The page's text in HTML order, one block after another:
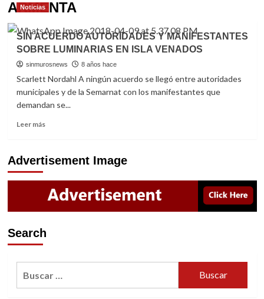
ARMENTA
Noticias
SIN ACUERDO AUTORIDADES Y MANIFESTANTES
SOBRE LUMINARIAS EN ISLA VENADOS
sinmurosnews 8 años hace
Scarlett Nordahl A ningún acuerdo se llegó entre autoridades
municipales y de la Semarnat con los manifestantes que
demandan se...
Leer másRead
SIN
ACUERDO
AUTORIDADES
MANIFESTANTES
SOBRE
EN
Advertisement Image
Search